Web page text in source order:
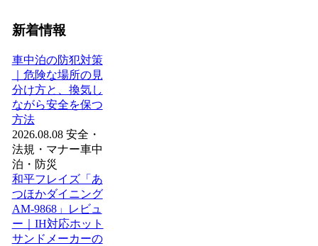
新着情報
車中泊の防犯対策
｜危険な場所の見
分け方と、換気し
ながら安全を保つ
方法
2026.08.08 安全・
法規・マナー車中
泊・防災
和平フレイズ「あ
つほかダイニング
AM-9868」レビュ
ー｜IH対応ホット
サンドメーカーの